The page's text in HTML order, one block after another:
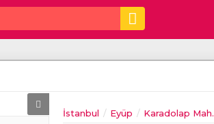
İstanbul Eyüp
Karadolap Mah.